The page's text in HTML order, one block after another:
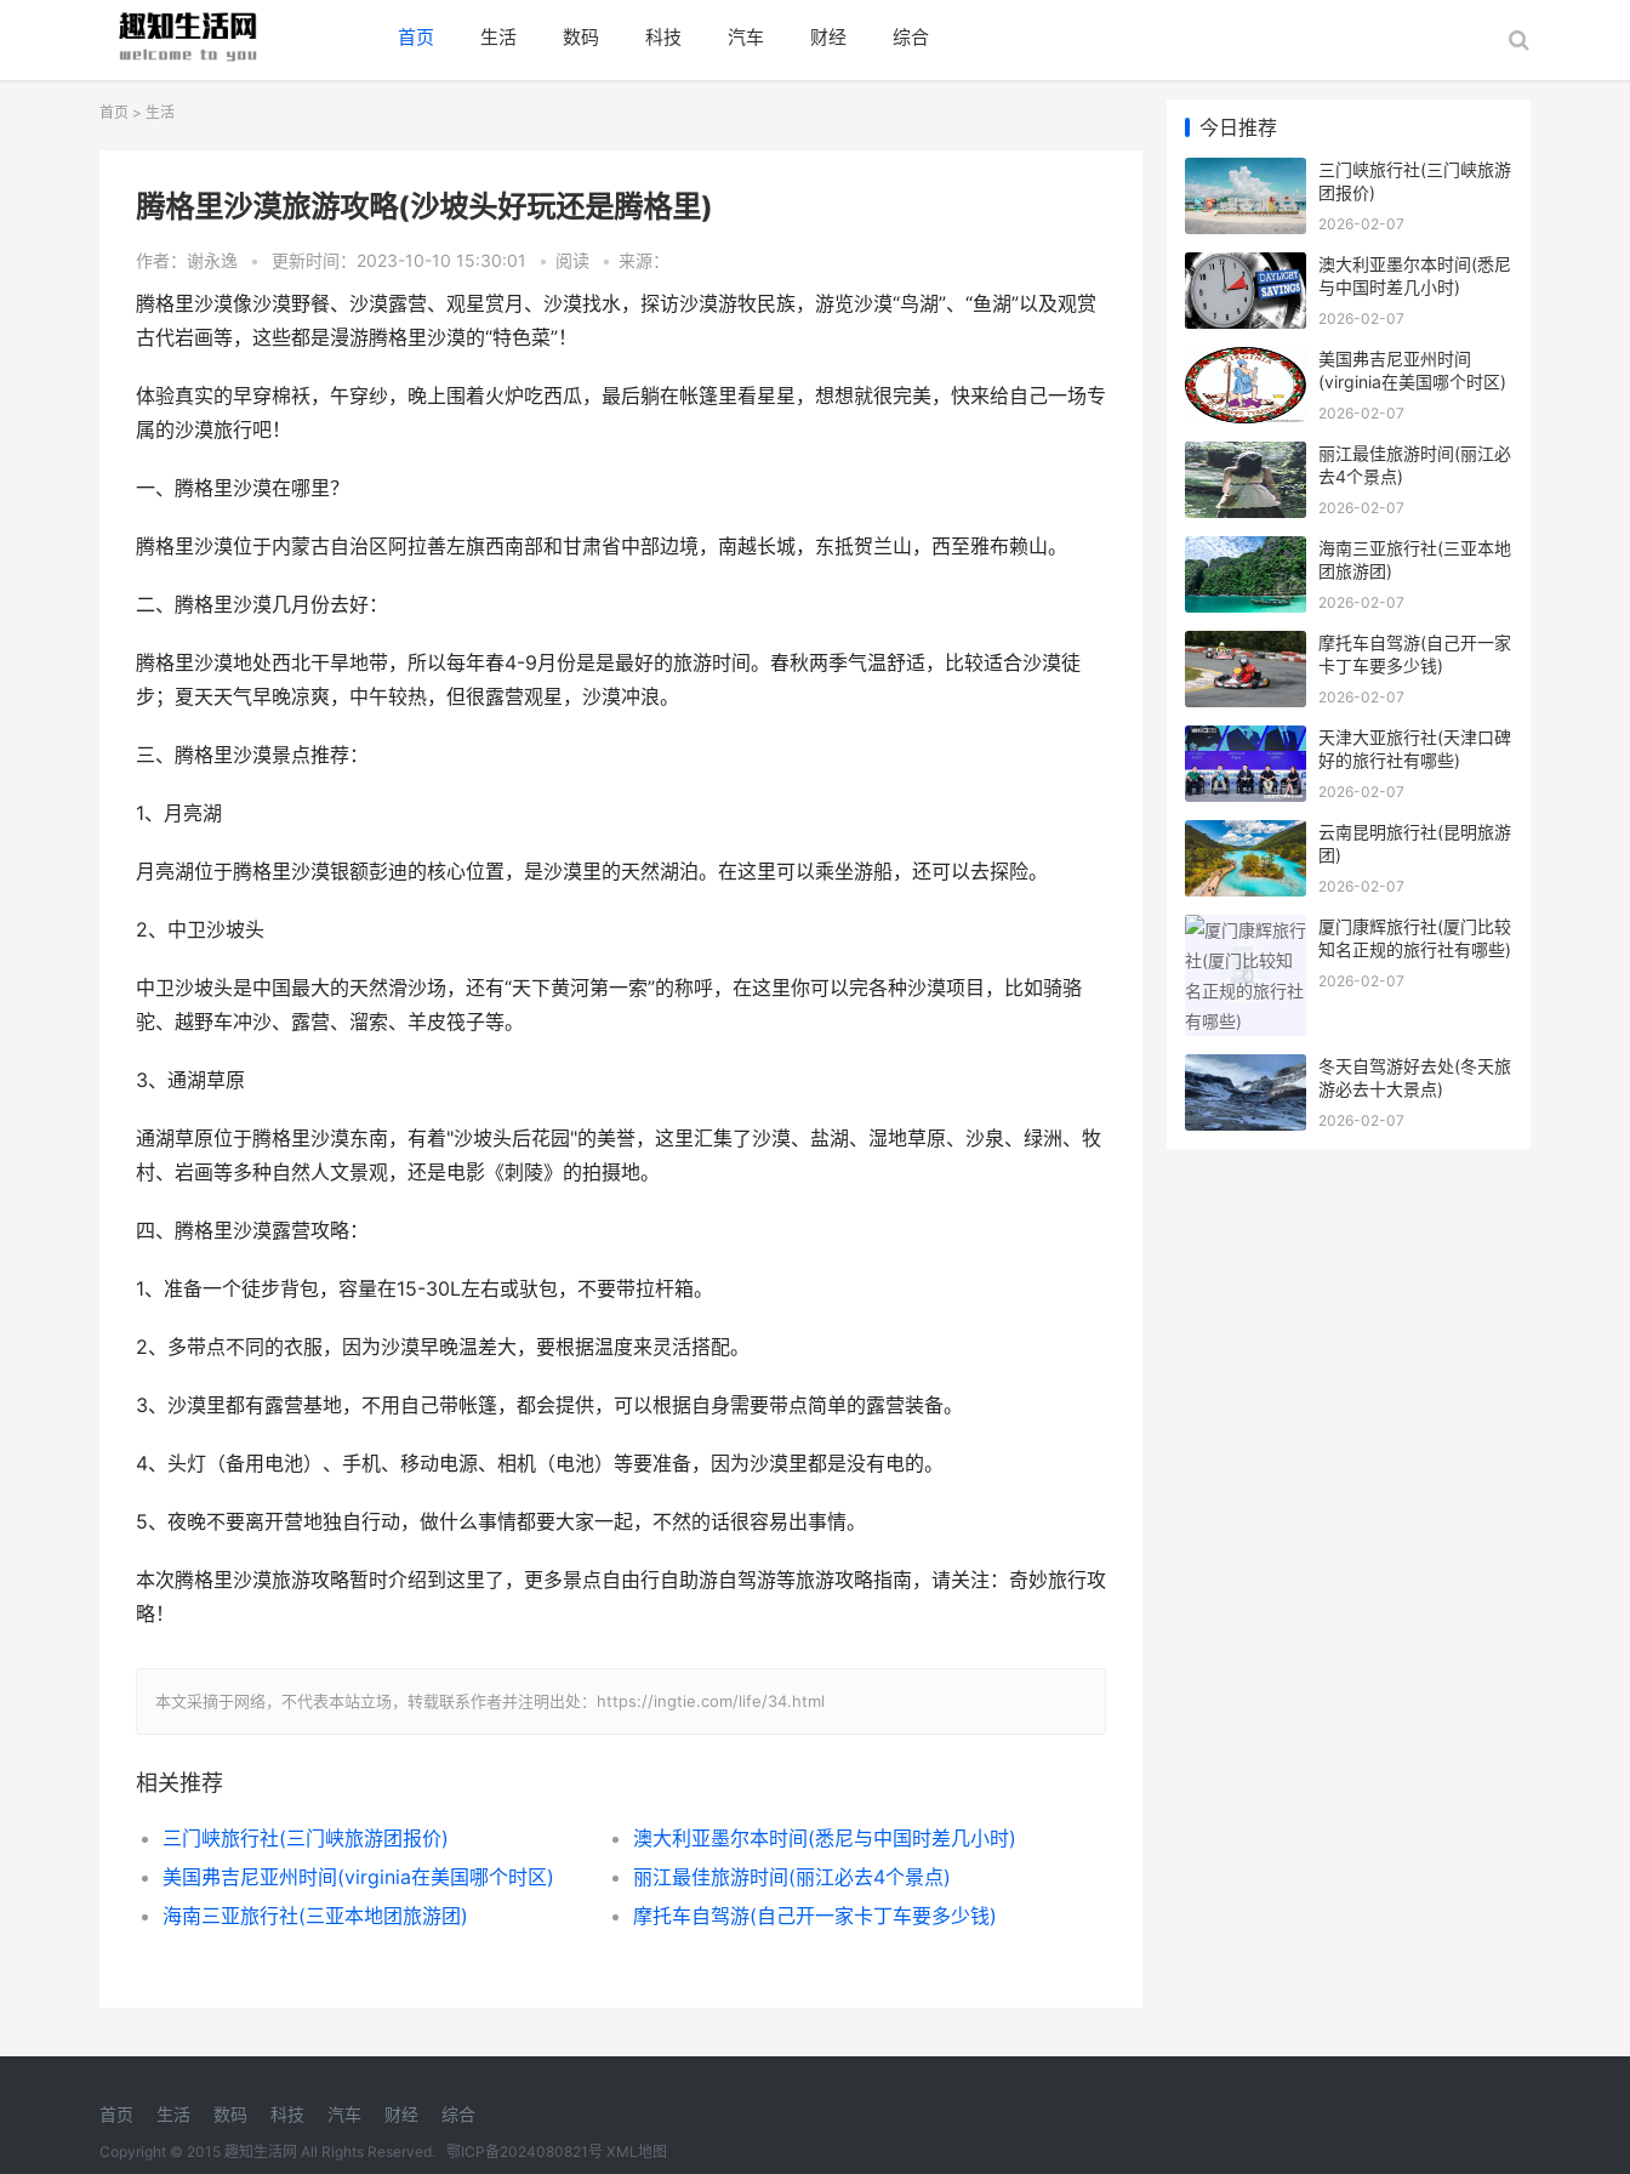
首页 生活 数码 科技 汽车 财经 综合
首页 > 生活
腾格里沙漠旅游攻略(沙坡头好玩还是腾格里)
作者：谢永逸 • 更新时间：2023-10-10 15:30:01 • 阅读 • 来源：
腾格里沙漠像沙漠野餐、沙漠露营、观星赏月、沙漠找水，探访沙漠游牧民族，游览沙漠“鸟湖”、“鱼湖”以及观赏
古代岩画等，这些都是漫游腾格里沙漠的“特色菜”！
体验真实的早穿棉袄，午穿纱，晚上围着火炉吃西瓜，最后躺在帐篷里看星星，想想就很完美，快来给自己一场专
属的沙漠旅行吧！
一、腾格里沙漠在哪里？
腾格里沙漠位于内蒙古自治区阿拉善左旗西南部和甘肃省中部边境，南越长城，东抵贺兰山，西至雅布赖山。
二、腾格里沙漠几月份去好：
腾格里沙漠地处西北干旱地带，所以每年春4-9月份是是最好的旅游时间。春秋两季气温舒适，比较适合沙漠徒
步；夏天天气早晚凉爽，中午较热，但很露营观星，沙漠冲浪。
三、腾格里沙漠景点推荐：
1、月亮湖
月亮湖位于腾格里沙漠银额彭迪的核心位置，是沙漠里的天然湖泊。在这里可以乘坐游船，还可以去探险。
2、中卫沙坡头
中卫沙坡头是中国最大的天然滑沙场，还有“天下黄河第一索”的称呼，在这里你可以完各种沙漠项目，比如骑骆
驼、越野车冲沙、露营、溜索、羊皮筏子等。
3、通湖草原
通湖草原位于腾格里沙漠东南，有着"沙坡头后花园"的美誉，这里汇集了沙漠、盐湖、湿地草原、沙泉、绿洲、牧
村、岩画等多种自然人文景观，还是电影《刺陵》的拍摄地。
四、腾格里沙漠露营攻略：
1、准备一个徒步背包，容量在15-30L左右或驮包，不要带拉杆箱。
2、多带点不同的衣服，因为沙漠早晚温差大，要根据温度来灵活搭配。
3、沙漠里都有露营基地，不用自己带帐篷，都会提供，可以根据自身需要带点简单的露营装备。
4、头灯（备用电池）、手机、移动电源、相机（电池）等要准备，因为沙漠里都是没有电的。
5、夜晚不要离开营地独自行动，做什么事情都要大家一起，不然的话很容易出事情。
本次腾格里沙漠旅游攻略暂时介绍到这里了，更多景点自由行自助游自驾游等旅游攻略指南，请关注：奇妙旅行攻
略！
本文采摘于网络，不代表本站立场，转载联系作者并注明出处：https://ingtie.com/life/34.html
相关推荐
三门峡旅行社(三门峡旅游团报价)
澳大利亚墨尔本时间(悉尼与中国时差几小时)
美国弗吉尼亚州时间(virginia在美国哪个时区)
丽江最佳旅游时间(丽江必去4个景点)
海南三亚旅行社(三亚本地团旅游团)
摩托车自驾游(自己开一家卡丁车要多少钱)
今日推荐
三门峡旅行社(三门峡旅游
团报价)
2026-02-07
澳大利亚墨尔本时间(悉尼
与中国时差几小时)
2026-02-07
美国弗吉尼亚州时间
(virginia在美国哪个时区)
2026-02-07
丽江最佳旅游时间(丽江必
去4个景点)
2026-02-07
海南三亚旅行社(三亚本地
团旅游团)
2026-02-07
摩托车自驾游(自己开一家
卡丁车要多少钱)
2026-02-07
天津大亚旅行社(天津口碑
好的旅行社有哪些)
2026-02-07
云南昆明旅行社(昆明旅游
团)
2026-02-07
厦门康辉旅行社(厦门比较
知名正规的旅行社有哪些)
2026-02-07
冬天自驾游好去处(冬天旅
游必去十大景点)
2026-02-07
首页 生活 数码 科技 汽车 财经 综合
Copyright © 2015 趣知生活网 All Rights Reserved. 鄂ICP备2024080821号 XML地图